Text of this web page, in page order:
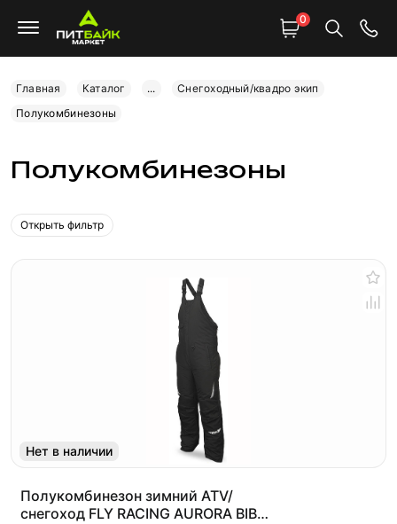
0
Главная Каталог ...
Снегоходный/квадро экип
Полукомбинезоны
Полукомбинезоны
Открыть фильтр
Нет в наличии
Полукомбинезон зимний ATV/
снегоход FLY RACING AURORA BIB